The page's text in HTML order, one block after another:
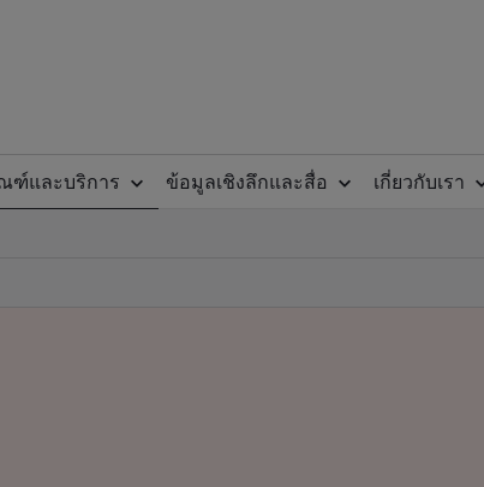
ฑ์และบริการ ข้อมูลเชิงลึกและสื่อ
เกี่ยวกับเรา